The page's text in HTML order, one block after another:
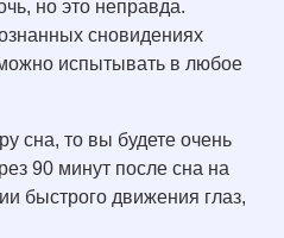
но это неправда.
сновидениях
испытывать в любое
сна, то вы будете очень
90 минут после сна на
быстрого движения глаз,